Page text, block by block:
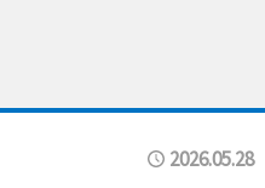
2026.05.28